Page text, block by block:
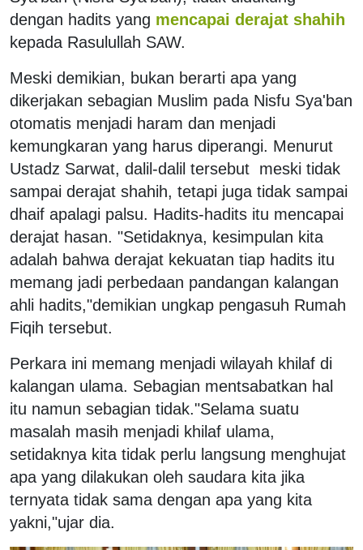
dengan hadits yang mencapai derajat shahih
kepada Rasulullah SAW.
Meski demikian, bukan berarti apa yang
dikerjakan sebagian Muslim pada Nisfu Sya'ban
otomatis menjadi haram dan menjadi
kemungkaran yang harus diperangi. Menurut
Ustadz Sarwat, dalil-dalil tersebut meski tidak
sampai derajat shahih, tetapi juga tidak sampai
dhaif apalagi palsu. Hadits-hadits itu mencapai
derajat hasan. "Setidaknya, kesimpulan kita
adalah bahwa derajat kekuatan tiap hadits itu
memang jadi perbedaan pandangan kalangan
ahli hadits,"demikian ungkap pengasuh Rumah
Fiqih tersebut.
Perkara ini memang menjadi wilayah khilaf di
kalangan ulama. Sebagian mentsabatkan hal
itu namun sebagian tidak."Selama suatu
masalah masih menjadi khilaf ulama,
setidaknya kita tidak perlu langsung menghujat
apa yang dilakukan oleh saudara kita jika
ternyata tidak sama dengan apa yang kita
yakni,"ujar dia.